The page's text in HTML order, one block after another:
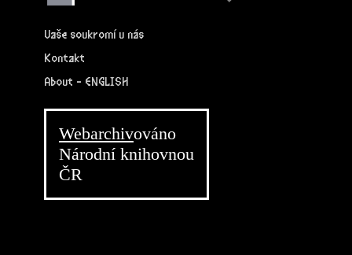
Vaše soukromí u nás
Kontakt
About - ENGLISH
Webarchivováno
Národní knihovnou
ČR